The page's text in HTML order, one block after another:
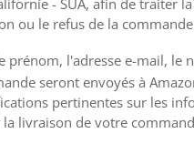
- SUA, afin de
ou le refus de la
prénom, l'adresse e-mail, le
seront envoyés à
pertinentes sur les
livraison de votre